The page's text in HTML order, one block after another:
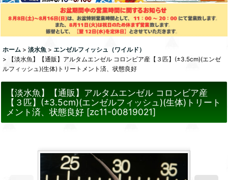
ホーム > 淡水魚 > エンゼルフィッシュ（ワイルド）
>
【淡水魚】【通販】アルタムエンゼル コロンビア産【３匹】(±3.5cm)(エンゼ
ルフィッシュ)(生体)トリートメント済、状態良好
【淡水魚】【通販】アルタムエンゼル コロンビア産
【３匹】(±3.5cm)(エンゼルフィッシュ)(生体)トリート
メント済、状態良好 [zc11-00819021]